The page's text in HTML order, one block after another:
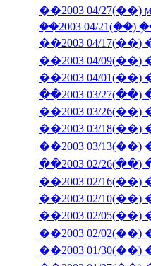
��2003 04/
��2003 04/
��2003 03/
��2003 03/
��2003 03/
��2003 02/
��2003 02/
��2003 02/